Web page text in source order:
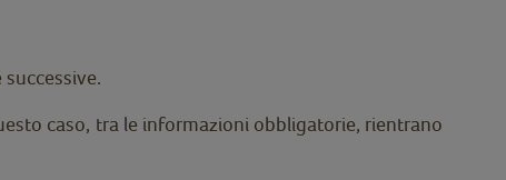
caso, tra le informazioni obbligatorie, rientrano